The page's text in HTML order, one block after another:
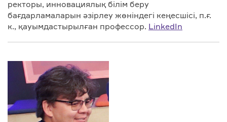
ректоры, инновациялық білім беру
бағдарламаларын әзірлеу жөніндегі кеңесшісі, п.ғ.
к., қауымдастырылған профессор. LinkedIn